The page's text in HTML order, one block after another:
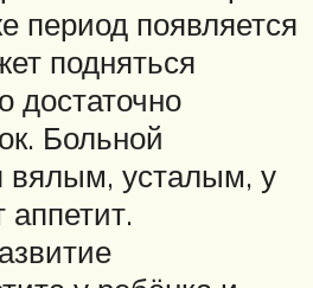
период появляется
подняться
достаточно
Больной
вялым, усталым, у
аппетит.